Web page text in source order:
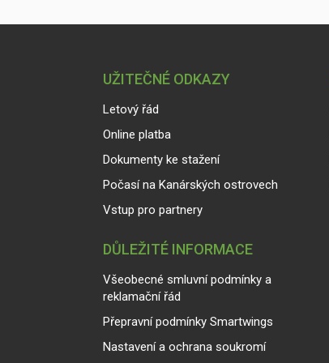
UŽITEČNÉ ODKAZY
Letový řád
Online platba
Dokumenty ke stažení
Počasí na Kanárských ostrovech
Vstup pro partnery
DŮLEŽITÉ INFORMACE
Všeobecné smluvní podmínky a
reklamační řád
Přepravní podmínky Smartwings
Nastavení a ochrana soukromí